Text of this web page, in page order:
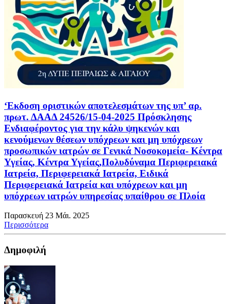
‘Eκδοση οριστικών αποτελεσμάτων της υπ’ αρ.
πρωτ. ΔΑΑΔ 24526/15-04-2025 Πρόσκλησης
Ενδιαφέροντος για την κάλυ ψηκενών και
κενούμενων θέσεων υπόχρεων και μη υπόχρεων
προσωπικών ιατρών σε Γενικά Νοσοκομεία- Κέντρα
Υγείας, Κέντρα Υγείας,Πολυδύναμα Περιφερειακά
Ιατρεία, Περιφερειακά Ιατρεία, Ειδικά
Περιφερειακά Ιατρεία και υπόχρεων και μη
υπόχρεων ιατρών υπηρεσίας υπαίθρου σε Πλοία
Παρασκευή 23 Μάι. 2025
Περισσότερα
Δημοφιλή